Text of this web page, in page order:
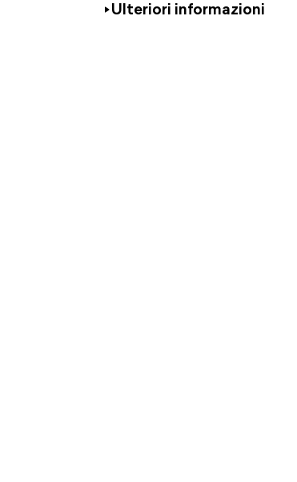
Ulteriori informazioni